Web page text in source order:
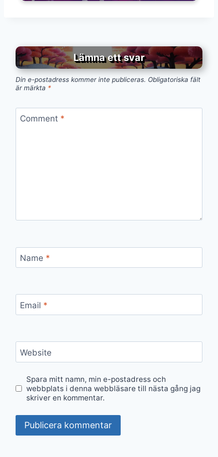
Lämna ett svar
Din e-postadress kommer inte publiceras. Obligatoriska fält
är märkta *
Comment *
Name *
Email *
Website
Spara mitt namn, min e-postadress och
webbplats i denna webbläsare till nästa gång jag
skriver en kommentar.